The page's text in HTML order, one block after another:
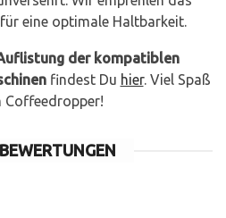
eine optimale Haltbarkeit.
der kompatiblen
findest Du hier. Viel Spaß
Coffeedropper!